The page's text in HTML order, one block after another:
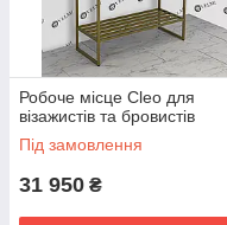
Робоче місце Cleo для
візажистів та бровистів
Під замовлення
31 950 ₴